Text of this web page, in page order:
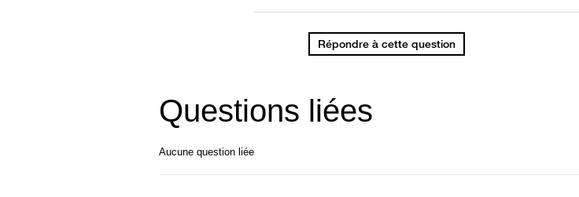
Répondre à cette question
Questions liées
Aucune question liée